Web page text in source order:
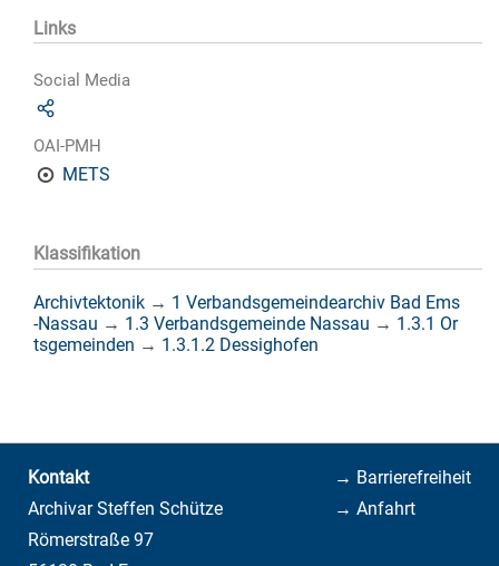
Links
Social Media
OAI-PMH
METS
Klassifikation
Archivtektonik → 1 Verbandsgemeindearchiv Bad Ems
-Nassau → 1.3 Verbandsgemeinde Nassau → 1.3.1 Or
tsgemeinden → 1.3.1.2 Dessighofen
→ Barrierefreiheit
→ Anfahrt
Kontakt
Archivar Steffen Schütze
Römerstraße 97